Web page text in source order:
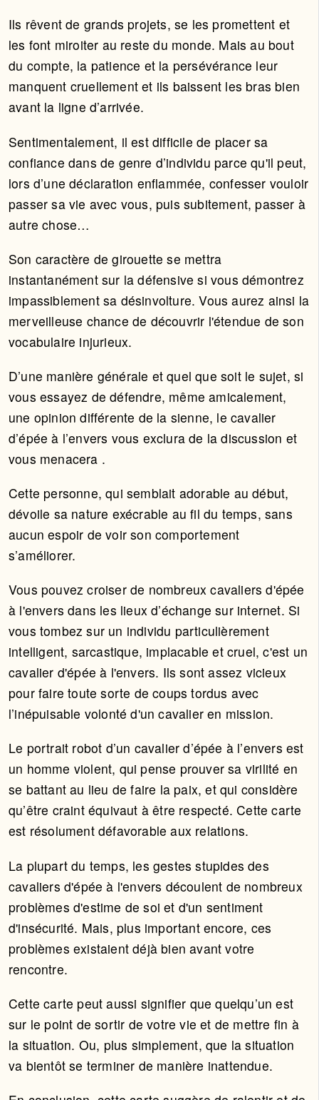
Ils rêvent de grands projets, se les promettent et
les font miroiter au reste du monde. Mais au bout
du compte, la patience et la persévérance leur
manquent cruellement et ils baissent les bras bien
avant la ligne d’arrivée.
Sentimentalement, il est difficile de placer sa
confiance dans de genre d’individu parce qu'il peut,
lors d’une déclaration enflammée, confesser vouloir
passer sa vie avec vous, puis subitement, passer à
autre chose…
Son caractère de girouette se mettra
instantanément sur la défensive si vous démontrez
impassiblement sa désinvolture. Vous aurez ainsi la
merveilleuse chance de découvrir l'étendue de son
vocabulaire injurieux.
D’une manière générale et quel que soit le sujet, si
vous essayez de défendre, même amicalement,
une opinion différente de la sienne, le cavalier
d’épée à l’envers vous exclura de la discussion et
vous menacera .
Cette personne, qui semblait adorable au début,
dévoile sa nature exécrable au fil du temps, sans
aucun espoir de voir son comportement
s’améliorer.
Vous pouvez croiser de nombreux cavaliers d'épée
à l'envers dans les lieux d’échange sur internet. Si
vous tombez sur un individu particulièrement
intelligent, sarcastique, implacable et cruel, c'est un
cavalier d'épée à l'envers. Ils sont assez vicieux
pour faire toute sorte de coups tordus avec
l’inépuisable volonté d'un cavalier en mission.
Le portrait robot d’un cavalier d’épée à l’envers est
un homme violent, qui pense prouver sa virilité en
se battant au lieu de faire la paix, et qui considère
qu’être craint équivaut à être respecté. Cette carte
est résolument défavorable aux relations.
La plupart du temps, les gestes stupides des
cavaliers d'épée à l'envers découlent de nombreux
problèmes d'estime de soi et d'un sentiment
d'insécurité. Mais, plus important encore, ces
problèmes existaient déjà bien avant votre
rencontre.
Cette carte peut aussi signifier que quelqu’un est
sur le point de sortir de votre vie et de mettre fin à
la situation. Ou, plus simplement, que la situation
va bientôt se terminer de manière inattendue.